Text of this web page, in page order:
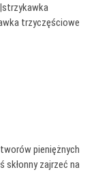
trzyczęściowe
pieniężnych
skłonny zajrzeć na